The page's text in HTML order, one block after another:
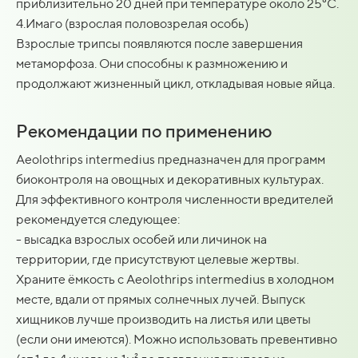
приблизительно 20 дней при температуре около 25°C.
4.Имаго (взрослая половозрелая особь)
Взрослые трипсы появляются после завершения
метаморфоза. Они способны к размножению и
продолжают жизненный цикл, откладывая новые яйца.
Рекомендации по применению
Aeolothrips intermedius предназначен для программ
биоконтроля на овощных и декоративных культурах.
Для эффективного контроля численности вредителей
рекомендуется следующее:
- высадка взрослых особей или личинок на
территории, где присутствуют целевые жертвы.
Храните ёмкость с Aeolothrips intermedius в холодном
месте, вдали от прямых солнечных лучей. Выпуск
хищников лучше производить на листья или цветы
(если они имеются). Можно использовать превентивно